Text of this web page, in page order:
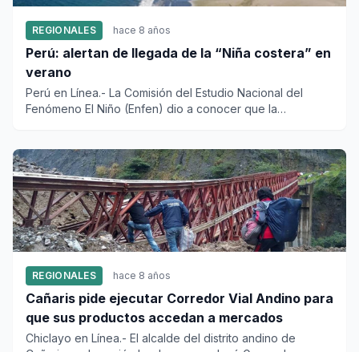
REGIONALES hace 8 años
Perú: alertan de llegada de la “Niña costera” en
verano
Perú en Línea.- La Comisión del Estudio Nacional del
Fenómeno El Niño (Enfen) dio a conocer que la
REGIONALES hace 8 años
Cañaris pide ejecutar Corredor Vial Andino para
que sus productos accedan a mercados
Chiclayo en Línea.- El alcalde del distrito andino de